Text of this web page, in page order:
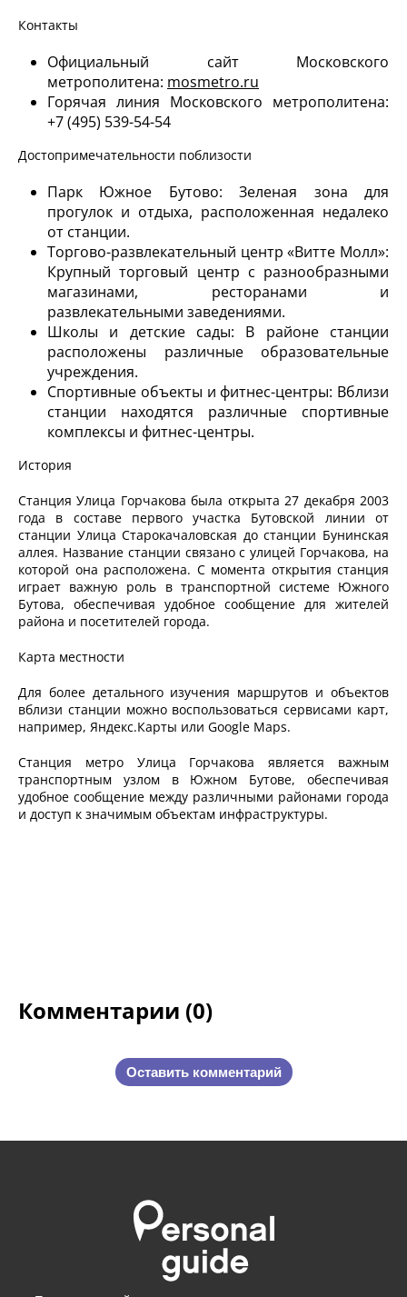
Контакты
Официальный сайт Московского
метрополитена: mosmetro.ru
Горячая линия Московского метрополитена:
+7 (495) 539-54-54
Достопримечательности поблизости
Парк Южное Бутово: Зеленая зона для
прогулок и отдыха, расположенная недалеко
от станции.
Торгово-развлекательный центр «Витте Молл»:
Крупный торговый центр с разнообразными
магазинами, ресторанами и
развлекательными заведениями.
Школы и детские сады: В районе станции
расположены различные образовательные
учреждения.
Спортивные объекты и фитнес-центры: Вблизи
станции находятся различные спортивные
комплексы и фитнес-центры.
История
Станция Улица Горчакова была открыта 27 декабря 2003
года в составе первого участка Бутовской линии от
станции Улица Старокачаловская до станции Бунинская
аллея. Название станции связано с улицей Горчакова, на
которой она расположена. С момента открытия станция
играет важную роль в транспортной системе Южного
Бутова, обеспечивая удобное сообщение для жителей
района и посетителей города.
Карта местности
Для более детального изучения маршрутов и объектов
вблизи станции можно воспользоваться сервисами карт,
например, Яндекс.Карты или Google Maps.
Станция метро Улица Горчакова является важным
транспортным узлом в Южном Бутове, обеспечивая
удобное сообщение между различными районами города
и доступ к значимым объектам инфраструктуры.
Комментарии (0)
Оставить комментарий